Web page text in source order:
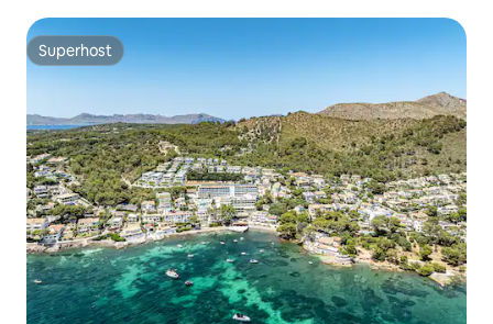
Superhost
Superhost